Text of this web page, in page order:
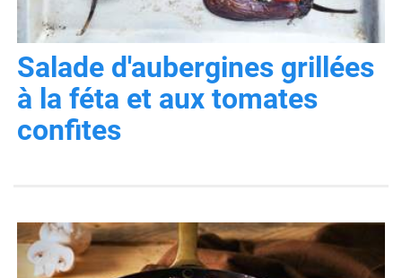
Salade d'aubergines grillées
à la féta et aux tomates
confites